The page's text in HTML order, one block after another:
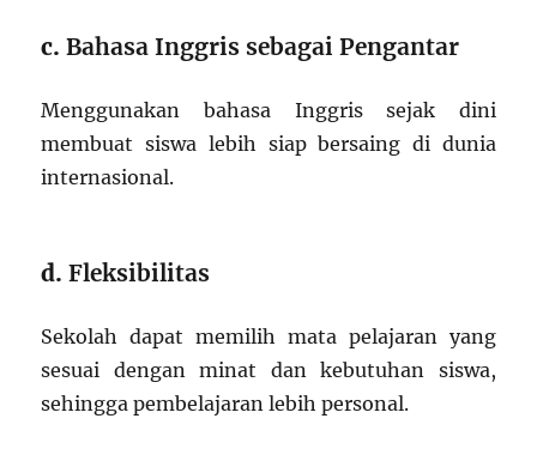
c.Bahasa Inggris sebagai Pengantar
Menggunakan bahasa Inggris sejak dini
membuat siswa lebih siap bersaing di dunia
internasional.
d.Fleksibilitas
Sekolah dapat memilih mata pelajaran yang
sesuai dengan minat dan kebutuhan siswa,
sehingga pembelajaran lebih personal.